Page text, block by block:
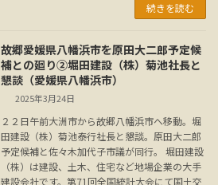
続きを読む
故郷愛媛県八幡浜市を原田大二郎予定候
補との廻り②堀田建設（株）菊池社長と
懇談（愛媛県八幡浜市）
2025年3月24日
２２日午前大洲市から故郷八幡浜市へ移動。堀
田建設（株）菊池泰行社長と懇談。原田大二郎
予定候補と佐々木加代子市議が同行。 堀田建設
（株）は建設、土木、住宅など地場企業の大手
建設会社です。第71回全国統計大会にて国土交